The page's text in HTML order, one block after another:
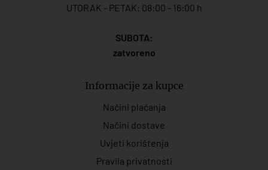
UTORAK - PETAK: 08:00 - 16:00 h
SUBOTA:
zatvoreno
Informacije za kupce
Načini plaćanja
Načini dostave
Uvjeti korištenja
Pravila privatnosti